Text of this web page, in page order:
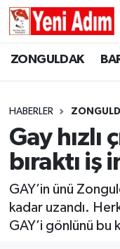
ZONGULDAK
HABERLER
Gay hızlı
bıraktı iş
GAY’in ünü
kadar uzandı.
GAY’i gönlünü bu
ZONGULDAK
GÜNCEL
SİYASET
RESMİ İLAN
ZONGULDAK
GENEL
SPOR
SİYASET
Zonguldak
Süper Lig
Tüm
Son Dakika
Haber Arşivi